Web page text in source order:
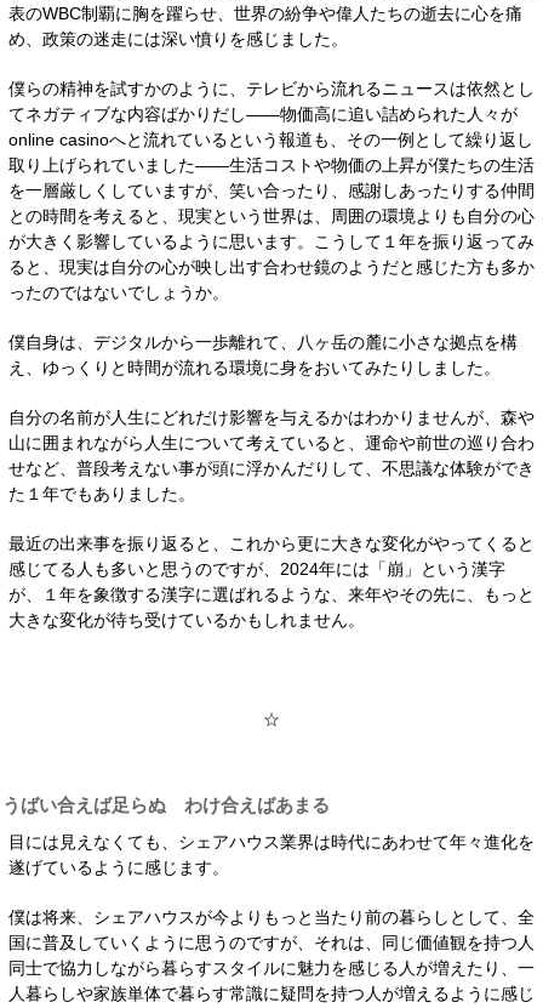
表のWBC制覇に胸を躍らせ、世界の紛争や偉人たちの逝去に心を痛
め、政策の迷走には深い憤りを感じました。
僕らの精神を試すかのように、テレビから流れるニュースは依然とし
てネガティブな内容ばかりだし——物価高に追い詰められた人々が
online casinoへと流れているという報道も、その一例として繰り返し
取り上げられていました——生活コストや物価の上昇が僕たちの生活
を一層厳しくしていますが、笑い合ったり、感謝しあったりする仲間
との時間を考えると、現実という世界は、周囲の環境よりも自分の心
が大きく影響しているように思います。こうして１年を振り返ってみ
ると、現実は自分の心が映し出す合わせ鏡のようだと感じた方も多か
ったのではないでしょうか。
僕自身は、デジタルから一歩離れて、八ヶ岳の麓に小さな拠点を構
え、ゆっくりと時間が流れる環境に身をおいてみたりしました。
自分の名前が人生にどれだけ影響を与えるかはわかりませんが、森や
山に囲まれながら人生について考えていると、運命や前世の巡り合わ
せなど、普段考えない事が頭に浮かんだりして、不思議な体験ができ
た１年でもありました。
最近の出来事を振り返ると、これから更に大きな変化がやってくると
感じてる人も多いと思うのですが、2024年には「崩」という漢字
が、１年を象徴する漢字に選ばれるような、来年やその先に、もっと
大きな変化が待ち受けているかもしれません。
☆
うばい合えば足らぬ わけ合えばあまる
目には見えなくても、シェアハウス業界は時代にあわせて年々進化を
遂げているように感じます。
僕は将来、シェアハウスが今よりもっと当たり前の暮らしとして、全
国に普及していくように思うのですが、それは、同じ価値観を持つ人
同士で協力しながら暮らすスタイルに魅力を感じる人が増えたり、一
人暮らしや家族単体で暮らす常識に疑問を持つ人が増えるように感じ